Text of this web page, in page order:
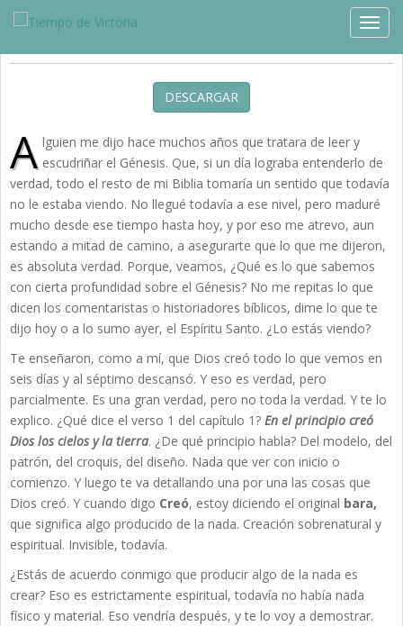
Estudios »
DESCARGAR
A lguien me dijo hace muchos años que tratara de leer y
escudriñar el Génesis. Que, si un día lograba entenderlo de
verdad, todo el resto de mi Biblia tomaría un sentido que todavía
no le estaba viendo. No llegué todavía a ese nivel, pero maduré
mucho desde ese tiempo hasta hoy, y por eso me atrevo, aun
estando a mitad de camino, a asegurarte que lo que me dijeron,
es absoluta verdad. Porque, veamos, ¿Qué es lo que sabemos
con cierta profundidad sobre el Génesis? No me repitas lo que
dicen los comentaristas o historiadores bíblicos, dime lo que te
dijo hoy o a lo sumo ayer, el Espíritu Santo. ¿Lo estás viendo?
Te enseñaron, como a mí, que Dios creó todo lo que vemos en
seis días y al séptimo descansó. Y eso es verdad, pero
parcialmente. Es una gran verdad, pero no toda la verdad. Y te lo
explico. ¿Qué dice el verso 1 del capítulo 1? En el principio creó
Dios los cielos y la tierra. ¿De qué principio habla? Del modelo, del
patrón, del croquis, del diseño. Nada que ver con inicio o
comienzo. Y luego te va detallando una por una las cosas que
Dios creó. Y cuando digo Creó, estoy diciendo el original bara,
que significa algo producido de la nada. Creación sobrenatural y
espiritual. Invisible, todavía.
¿Estás de acuerdo conmigo que producir algo de la nada es
crear? Eso es estrictamente espiritual, todavía no había nada
físico y material. Eso vendría después, y te lo voy a demostrar.